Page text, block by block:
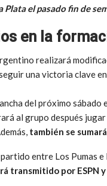
Plata el pasado fin de
en la
realizará
una victoria clave
del próximo sábado
al grupo después
también se
entre Los Pumas
transmitido por ESPN